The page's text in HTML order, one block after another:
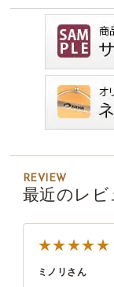
REVIEW
最近のレビ
★★★★★
ミノリさん